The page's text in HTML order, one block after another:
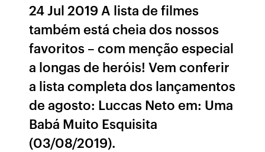
24 Jul 2019 A lista de filmes
também está cheia dos nossos
favoritos – com menção especial
a longas de heróis! Vem conferir
a lista completa dos lançamentos
de agosto: Luccas Neto em: Uma
Babá Muito Esquisita
(03/08/2019).